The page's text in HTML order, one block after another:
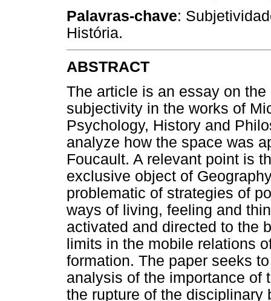
Palavras-chave:
História.
ABSTRACT
The article is an essay on
subjectivity in the works of
Psychology, History and
analyze how the space was
Foucault. A relevant point is
exclusive object of
problematic of strategies of
ways of living, feeling and
activated and directed to the
limits in the mobile relations
formation. The paper seeks
analysis of the importance of
the rupture of the disciplinary